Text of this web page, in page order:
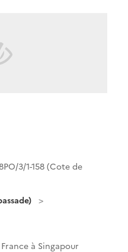
3/1-158 (Cote de
à Singapour